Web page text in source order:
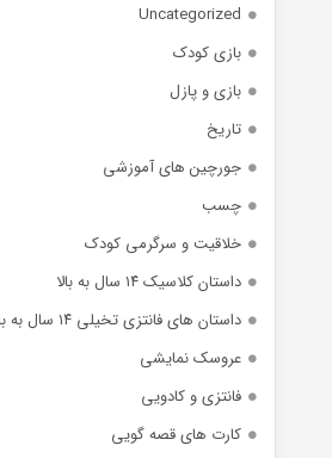
Uncategorized
بازی کودک
بازی و پازل
تاریخ
جورچین های آموزشی
چسب
خلاقیت و سرگرمی کودک
داستان کلاسیک ۱۴ سال به بالا
داستان های فانتزی تخیلی ۱۴ سال به بالا
عروسک نمایشی
فانتزی و کادویی
کارت های قصه گویی